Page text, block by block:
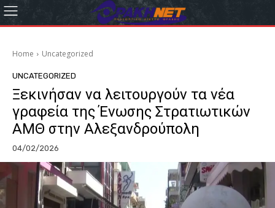
Home Uncategorized
UNCATEGORIZED
Ξεκινήσαν να λειτουργούν τα νέα
γραφεία της Ένωσης Στρατιωτικών
ΑΜΘ στην Αλεξανδρούπολη
04/02/2026